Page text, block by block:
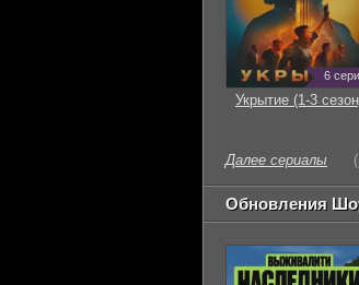
6
Укрытие (1-3
Далее сериалы
Обновления